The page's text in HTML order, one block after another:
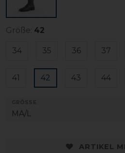
Größe: 42
34 35 36 37
41 42 43 44
ARTIKEL